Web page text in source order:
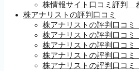
株情報サイト口コミ評判
株アナリストの評判口コミ
株アナリストの評判口コ
株アナリストの評判口コ
株アナリストの評判口コ
株アナリストの評判口コ
株アナリストの評判口コ